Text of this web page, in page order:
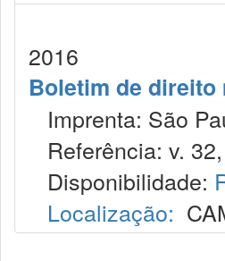
2016
Boletim de
Imprenta: São
Referência: v.
Disponibilidade:
Localização: